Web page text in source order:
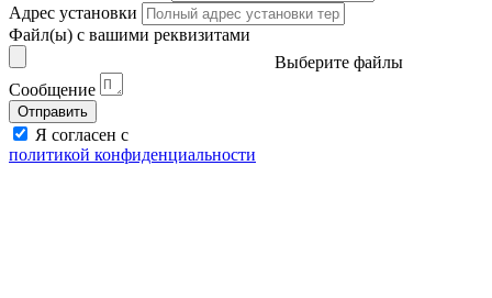
Адрес установки
Файл(ы) с вашими реквизитами
Выберите файлы
Сообщение
Отправить
Я согласен с
политикой конфиденциальности